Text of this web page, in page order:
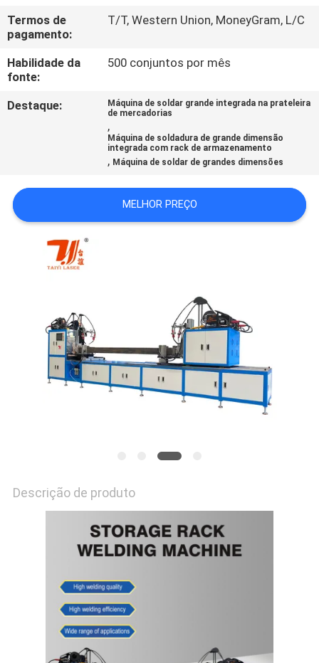
NOTÍCIA
SOLUÇÃO
MAPA
PRIVACY
POLICY
Termos de
pagamento:
T/T, Western Union, MoneyGram, L/C
Habilidade da
fonte:
500 conjuntos por mês
Destaque:
Máquina de soldar grande integrada na prateleira
de mercadorias
,
Máquina de soldadura de grande dimensão
integrada com rack de armazenamento
, Máquina de soldar de grandes dimensões
MELHOR PREÇO
Descrição de produto